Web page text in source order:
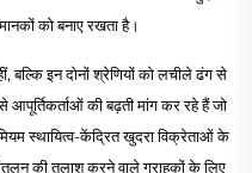
को बनाए रखता है।
बल्कि इन दोनों श्रेणियों को लचीले ढंग से
आपूर्तिकर्ताओं की बढ़ती मांग कर रहे हैं जो
स्थायित्व-केंद्रित खुदरा विक्रेताओं के
की तलाश करने वाले ग्राहकों के लिए